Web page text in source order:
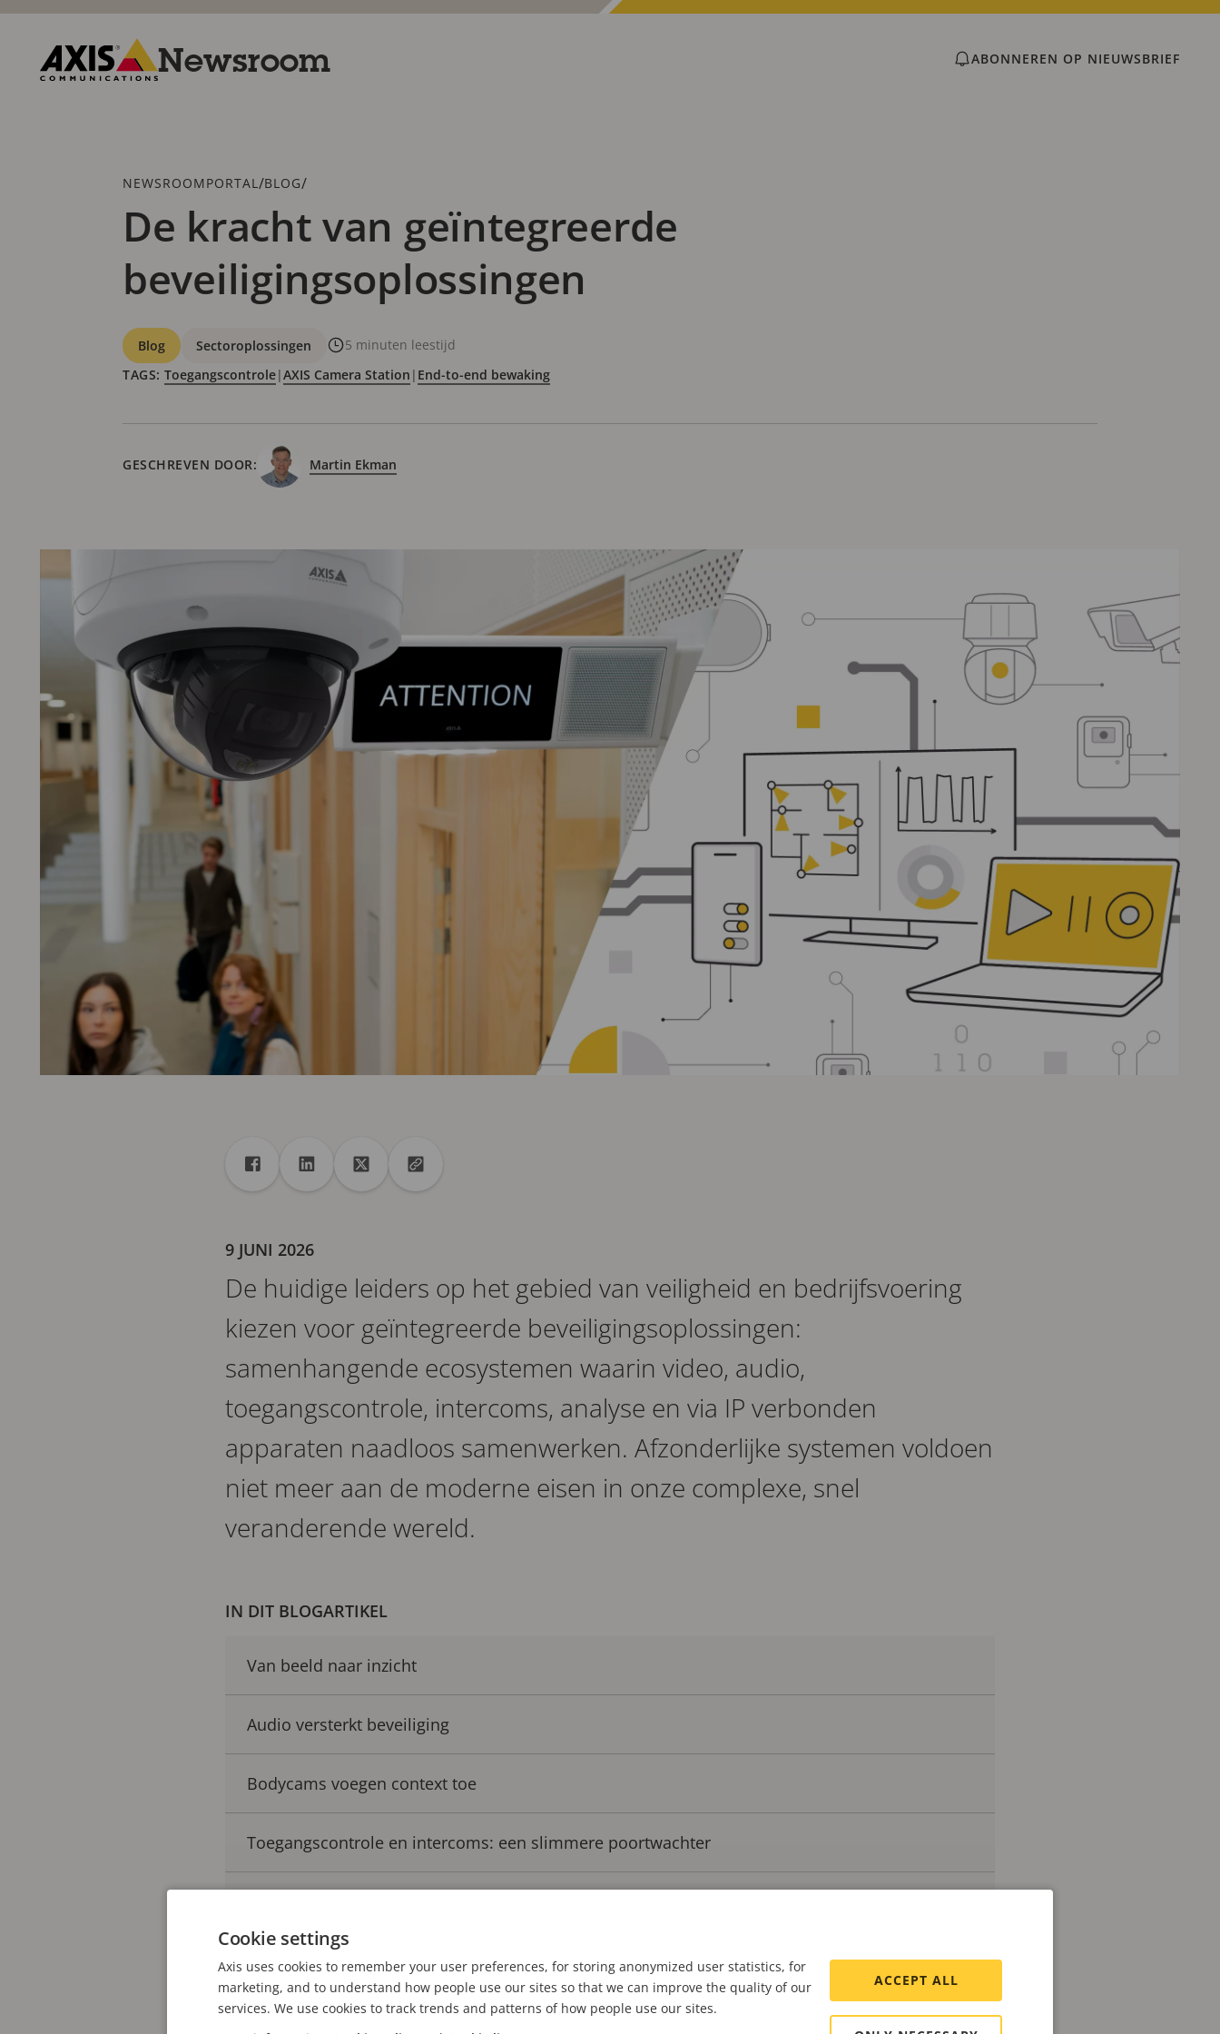
Overslaan
hoofdinhoud
Newsroom ABONNEREN OP NIEUWSBRIEF
Kruimelspoor
NEWSROOMPORTAL /BLOG/
De kracht van geïntegreerde
beveiligingsoplossingen
Categorieën
Blog Sectoroplossingen
5 minuten leestijd
TAGS: Toegangscontrole|AXIS Camera Station | End-to-end bewaking
GESCHREVEN DOOR: Martin Ekman
DelenDeel met Facebook
Deel met Linkedin
Deel met XURL naar klembord kopiëren
9 JUNI 2026
De huidige leiders op het gebied van veiligheid en bedrijfsvoering
kiezen voor geïntegreerde beveiligingsoplossingen:
samenhangende ecosystemen waarin video, audio,
toegangscontrole, intercoms, analyse en via IP verbonden
apparaten naadloos samenwerken. Afzonderlijke systemen voldoen
niet meer aan de moderne eisen in onze complexe, snel
veranderende wereld.
IN DIT BLOGARTIKEL
Van beeld naar inzicht
Audio versterkt beveiliging
Bodycams voegen context toe
Toegangscontrole en intercoms: een slimmere poortwachter
Van beeld naar inzicht
Cookie settings
Axis uses cookies to remember your user preferences, for storing anonymized user statistics, for
marketing, and to understand how people use our sites so that we can improve the quality of our
services. We use cookies to track trends and patterns of how people use our sites.
ACCEPT ALL